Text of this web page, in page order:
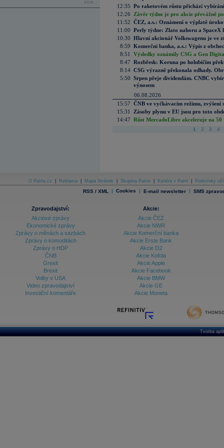
více...
12:35 Po raketovém růstu přichází
12:26
Závěr týdne je pro akcie převážně
11:52 ČEZ, a.s.: Oznámení o výplatě
11:00 Perly týdne: Zlato nahoru a SpaceX
10:30 Hlavní akcionář Volkswagenu je ve
8:59 Komerční banka, a.s.: Výpis z
8:51
Výsledky oznámily CSG a Gen
8:47 Rozbřesk: Koruna po holubičím
8:14 CSG výrazně překonala odhady.
5:50 Srpen přeje dividendám. CNBC
výnosem
06.08.2026
15:57 ČNB ve vyčkávacím režimu, zvýšení
15:31
Zásoby plynu v EU jsou pro toto
14:47 Růst MercadoLibre akceleruje na
1 2 3 4
O Patria.cz Reklama Mapa Stránek Skupina Patria Kariéra v Patrii Podmínky
RSS / XML | Cookies | E-mail newsletter | SMS
Zpravodajství:
Akciové zprávy
Ekonomické zprávy
Zprávy o měnách a sazbách
Zprávy o komoditách
Zprávy o HDP
ČNB
Grexit
Brexit
Volby v USA
Video zpravodajství
Investiční komentáře
Akcie:
Akcie ČEZ
Akcie NWR
Akcie Komerční banka
Akcie Erste Bank
Akcie O2
Akcie Kofola
Akcie Apple
Akcie Facebook
Akcie BMW
Akcie GE
Akcie Moneta
Tvorba